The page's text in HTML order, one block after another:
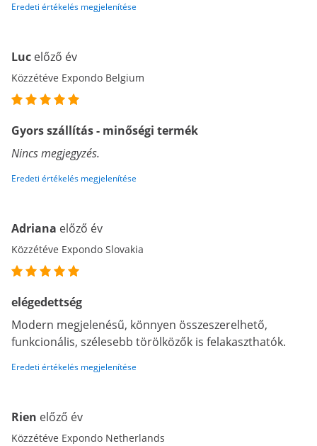
Eredeti értékelés megjelenítése
Luc előző év
Közzétéve Expondo Belgium
Gyors szállítás - minőségi termék
Nincs megjegyzés.
Eredeti értékelés megjelenítése
Adriana előző év
Közzétéve Expondo Slovakia
elégedettség
Modern megjelenésű, könnyen összeszerelhető,
funkcionális, szélesebb törölközők is felakaszthatók.
Eredeti értékelés megjelenítése
Rien előző év
Közzétéve Expondo Netherlands